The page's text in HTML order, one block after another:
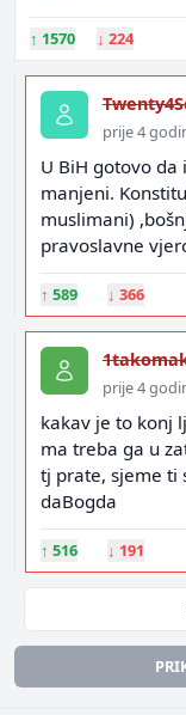
↑ 1570 ↓ 224
prije 4
U BiH gotovo da
manjeni.
muslimani)
pravoslavne
↑ 589 ↓ 366
prije 4
kakav je to konj
ma treba ga u
tj prate, sjeme ti
daBogda
↑ 516 ↓ 191